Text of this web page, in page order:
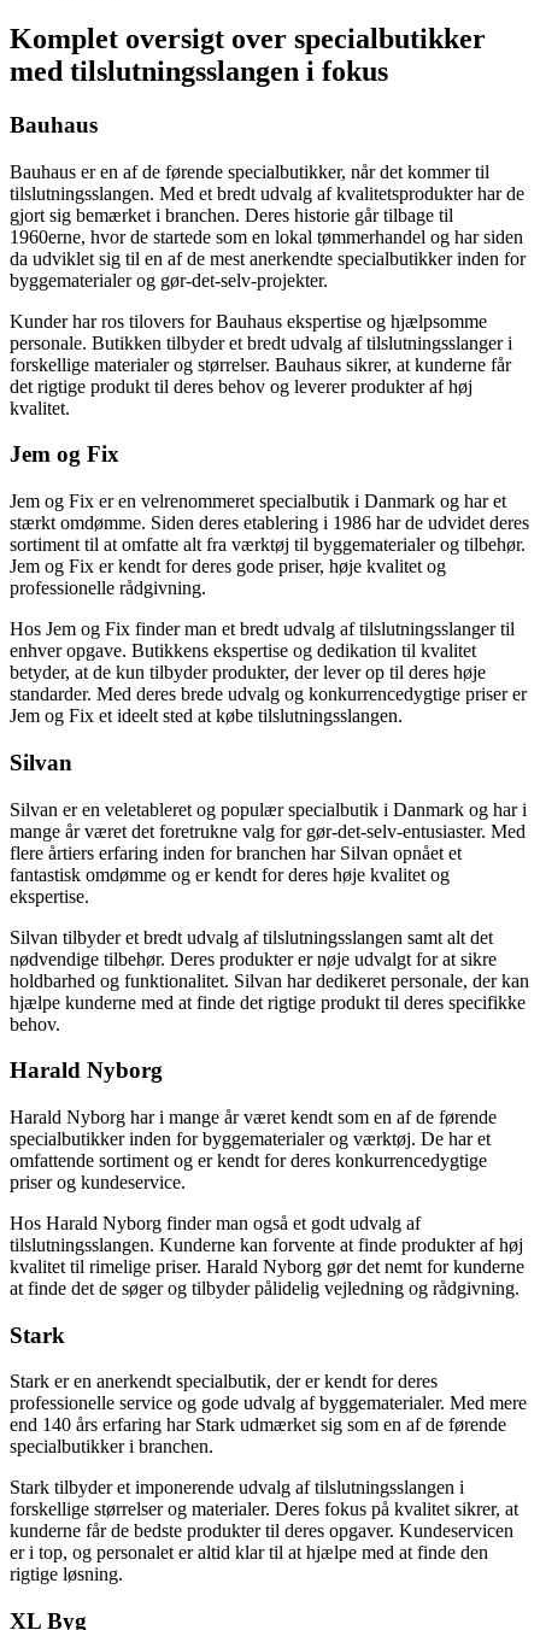
Komplet oversigt over specialbutikker
med tilslutningsslangen i fokus
Bauhaus
Bauhaus er en af de førende specialbutikker, når det kommer til
tilslutningsslangen. Med et bredt udvalg af kvalitetsprodukter har de
gjort sig bemærket i branchen. Deres historie går tilbage til
1960erne, hvor de startede som en lokal tømmerhandel og har siden
da udviklet sig til en af de mest anerkendte specialbutikker inden for
byggematerialer og gør-det-selv-projekter.
Kunder har ros tilovers for Bauhaus ekspertise og hjælpsomme
personale. Butikken tilbyder et bredt udvalg af tilslutningsslanger i
forskellige materialer og størrelser. Bauhaus sikrer, at kunderne får
det rigtige produkt til deres behov og leverer produkter af høj
kvalitet.
Jem og Fix
Jem og Fix er en velrenommeret specialbutik i Danmark og har et
stærkt omdømme. Siden deres etablering i 1986 har de udvidet deres
sortiment til at omfatte alt fra værktøj til byggematerialer og tilbehør.
Jem og Fix er kendt for deres gode priser, høje kvalitet og
professionelle rådgivning.
Hos Jem og Fix finder man et bredt udvalg af tilslutningsslanger til
enhver opgave. Butikkens ekspertise og dedikation til kvalitet
betyder, at de kun tilbyder produkter, der lever op til deres høje
standarder. Med deres brede udvalg og konkurrencedygtige priser er
Jem og Fix et ideelt sted at købe tilslutningsslangen.
Silvan
Silvan er en veletableret og populær specialbutik i Danmark og har i
mange år været det foretrukne valg for gør-det-selv-entusiaster. Med
flere årtiers erfaring inden for branchen har Silvan opnået et
fantastisk omdømme og er kendt for deres høje kvalitet og
ekspertise.
Silvan tilbyder et bredt udvalg af tilslutningsslangen samt alt det
nødvendige tilbehør. Deres produkter er nøje udvalgt for at sikre
holdbarhed og funktionalitet. Silvan har dedikeret personale, der kan
hjælpe kunderne med at finde det rigtige produkt til deres specifikke
behov.
Harald Nyborg
Harald Nyborg har i mange år været kendt som en af de førende
specialbutikker inden for byggematerialer og værktøj. De har et
omfattende sortiment og er kendt for deres konkurrencedygtige
priser og kundeservice.
Hos Harald Nyborg finder man også et godt udvalg af
tilslutningsslangen. Kunderne kan forvente at finde produkter af høj
kvalitet til rimelige priser. Harald Nyborg gør det nemt for kunderne
at finde det de søger og tilbyder pålidelig vejledning og rådgivning.
Stark
Stark er en anerkendt specialbutik, der er kendt for deres
professionelle service og gode udvalg af byggematerialer. Med mere
end 140 års erfaring har Stark udmærket sig som en af de førende
specialbutikker i branchen.
Stark tilbyder et imponerende udvalg af tilslutningsslangen i
forskellige størrelser og materialer. Deres fokus på kvalitet sikrer, at
kunderne får de bedste produkter til deres opgaver. Kundeservicen
er i top, og personalet er altid klar til at hjælpe med at finde den
rigtige løsning.
XL Byg